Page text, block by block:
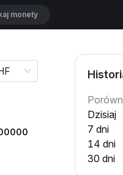
Dzisiaj
7 dni
14 dni
30 dni